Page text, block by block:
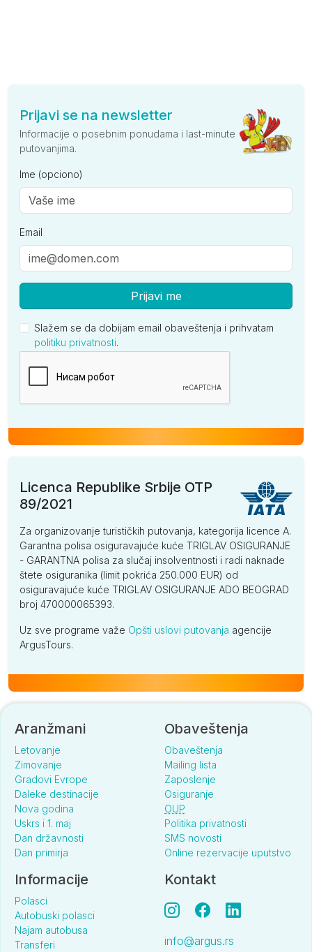
Prijavi se na newsletter
Informacije o posebnim ponudama i last-minute
putovanjima.
Ime (opciono)
Email
Prijavi me
Slažem se da dobijam email obaveštenja i prihvatam
politiku privatnosti.
Licenca Republike Srbije OTP
89/2021
Za organizovanje turističkih putovanja, kategorija licence A.
Garantna polisa osiguravajuće kuće TRIGLAV OSIGURANJE
- GARANTNA polisa za slučaj insolventnosti i radi naknade
štete osiguranika (limit pokrića 250.000 EUR) od
osiguravajuće kuće TRIGLAV OSIGURANJE ADO BEOGRAD
broj 470000065393.
Uz sve programe važe Opšti uslovi putovanja agencije
ArgusTours.
Aranžmani
Letovanje
Zimovanje
Gradovi Evrope
Daleke destinacije
Nova godina
Uskrs i 1. maj
Dan državnosti
Dan primirja
Obaveštenja
Obaveštenja
Mailing lista
Zaposlenje
Osiguranje
OUP
Politika privatnosti
SMS novosti
Online rezervacije uputstvo
Informacije
Polasci
Autobuski polasci
Najam autobusa
Transferi
Kontakt
info@argus.rs